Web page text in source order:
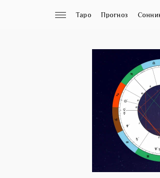
Таро Прогноз